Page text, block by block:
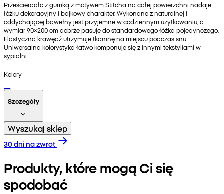
Prześcieradło z gumką z motywem Stitcha na całej powierzchni nadaje
łóżku dekoracyjny i bajkowy charakter. Wykonane z naturalnej i
oddychającej bawełny jest przyjemne w codziennym użytkowaniu, a
wymiar 90×200 cm dobrze pasuje do standardowego łóżka pojedynczego.
Elastyczna krawędź utrzymuje tkaninę na miejscu podczas snu.
Uniwersalna kolorystyka łatwo komponuje się z innymi tekstyliami w
sypialni.
Kolory
Szczegóły
Wyszukaj sklep
30 dni na zwrot
Produkty, które mogą Ci się
spodobać